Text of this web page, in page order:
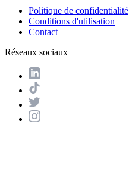
Politique de confidentialité
Conditions d'utilisation
Contact
Réseaux sociaux